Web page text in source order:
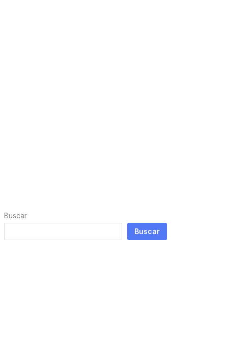
Buscar
Buscar